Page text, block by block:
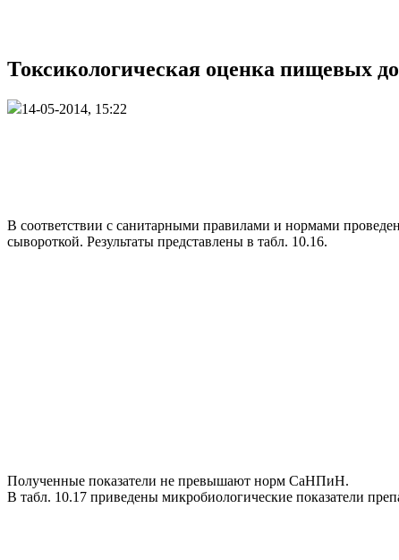
Токсикологическая оценка пищевых
14-05-2014, 15:22
В соответствии с санитарными правилами и нормами
сывороткой. Результаты представлены в табл. 10.16.
Полученные показатели не превышают норм СаНПиН.
В табл. 10.17 приведены микробиологические показатели